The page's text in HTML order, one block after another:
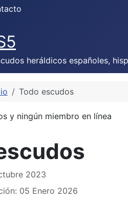
heráldicos españoles,
Todo escudos
y ningún miembro en línea
2023
05 Enero 2026